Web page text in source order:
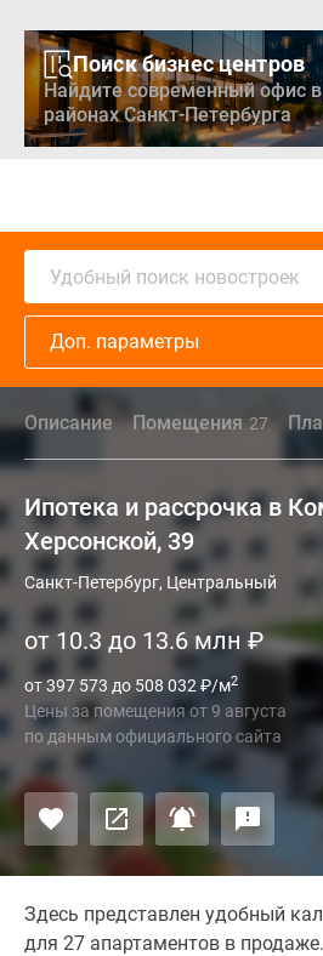
Поиск бизнес центров
Найдите современный офис
районах Санкт-Петербурга
Удобный поиск новостроек
Доп. параметры
Описание Помещения 27
Ипотека и рассрочка в
Херсонской, 39
Санкт-Петербург, Центральный
от 10.3 до 13.6 млн ₽
от 397 573 до 508 032 ₽/м2
Цены за помещения от9 августа
по данным официального сайта
Здесь представлен удобный
для 27 апартаментов в